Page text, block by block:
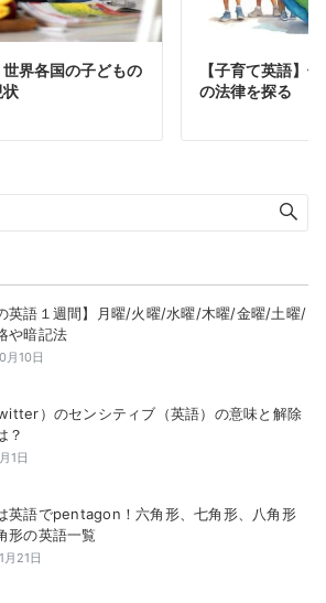
世界各国の子どもの
状
【子育て英語】
の法律を探る
英語１週間】月曜/火曜/水曜/木曜/金曜/土曜/
や暗記法
月10日
）のセンシティブ（英語）の意味と解除
？
1日
英語でpentagon！六角形、七角形、八角形
形の英語一覧
21日